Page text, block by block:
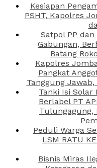
Kesiapan
PSHT, Kapolres
Satpol PP
Gabungan,
Batang
Kapolres
Pangkat
Tanggung
Tanki Isi Solar
Berlabel PT
Tulungagung,
Peduli Warga
LSM RATU
Bisnis Miras